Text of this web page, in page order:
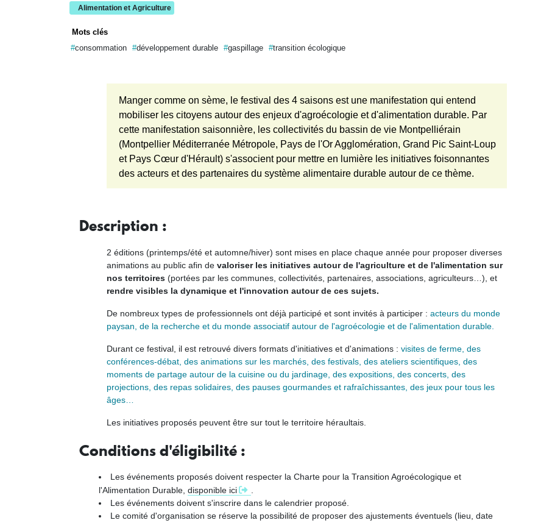
Alimentation et Agriculture
Mots clés
consommation développement durable gaspillage transition écologique
Manger comme on sème, le festival des 4 saisons est une manifestation qui entend
mobiliser les citoyens autour des enjeux d'agroécologie et d'alimentation durable. Par
cette manifestation saisonnière, les collectivités du bassin de vie Montpelliérain
(Montpellier Méditerranée Métropole, Pays de l'Or Agglomération, Grand Pic Saint-Loup
et Pays Cœur d'Hérault) s'associent pour mettre en lumière les initiatives foisonnantes
des acteurs et des partenaires du système alimentaire durable autour de ce thème.
Description :
2 éditions (printemps/été et automne/hiver) sont mises en place chaque année pour proposer diverses
animations au public afin de valoriser les initiatives autour de l'agriculture et de l'alimentation sur
nos territoires (portées par les communes, collectivités, partenaires, associations, agriculteurs…), et
rendre visibles la dynamique et l'innovation autour de ces sujets.
De nombreux types de professionnels ont déjà participé et sont invités à participer : acteurs du monde
paysan, de la recherche et du monde associatif autour de l'agroécologie et de l'alimentation durable.
Durant ce festival, il est retrouvé divers formats d'initiatives et d'animations : visites de ferme, des
conférences-débat, des animations sur les marchés, des festivals, des ateliers scientifiques, des
moments de partage autour de la cuisine ou du jardinage, des expositions, des concerts, des
projections, des repas solidaires, des pauses gourmandes et rafraîchissantes, des jeux pour tous les
âges…
Les initiatives proposés peuvent être sur tout le territoire héraultais.
Conditions d'éligibilité :
Les événements proposés doivent respecter la Charte pour la Transition Agroécologique et
l'Alimentation Durable, disponible ici
Les événements doivent s'inscrire dans le calendrier proposé.
Le comité d'organisation se réserve la possibilité de proposer des ajustements éventuels (lieu, date